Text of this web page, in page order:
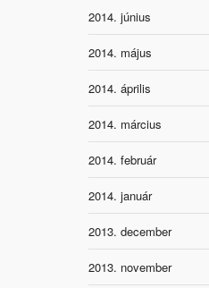
2014. június
2014. május
2014. április
2014. március
2014. február
2014. január
2013. december
2013. november